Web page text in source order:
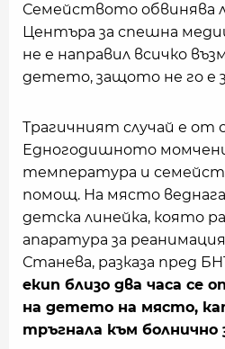
Семейството обвинява
Центъра за спешна
не е направил всичко
детето, защото не го е
Трагичният случай е от
Едногодишното
температура и
помощ. На място
детска линейка, която
апаратура за
Станева, разказа пред
екип близо два часа се
на детето на място,
тръгнала към болнично